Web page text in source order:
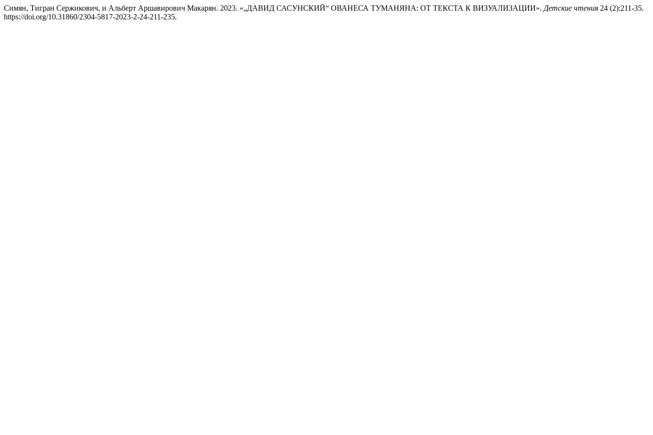
Симян, Тигран Сержикович, и Альберт Аршавирович Макарян. 2023. «„ДАВИД САСУНСКИЙ“ ОВАНЕСА ТУМАНЯНА: ОТ ТЕКСТА К ВИЗУАЛИЗАЦИИ». Детские чтения 24 (2):211-35.
https://doi.org/10.31860/2304-5817-2023-2-24-211-235.